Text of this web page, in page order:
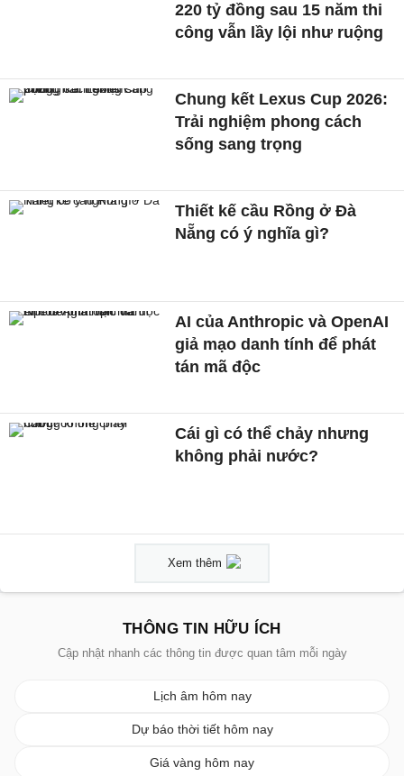
220 tỷ đồng sau 15 năm thi
công vẫn lầy lội như ruộng
Chung kết Lexus Cup 2026:
Trải nghiệm phong cách
sống sang trọng
Thiết kế cầu Rồng ở Đà
Nẵng có ý nghĩa gì?
AI của Anthropic và OpenAI
giả mạo danh tính để phát
tán mã độc
Cái gì có thể chảy nhưng
không phải nước?
Xem thêm
THÔNG TIN HỮU ÍCH
Cập nhật nhanh các thông tin được quan tâm mỗi ngày
Lịch âm hôm nay
Dự báo thời tiết hôm nay
Giá vàng hôm nay